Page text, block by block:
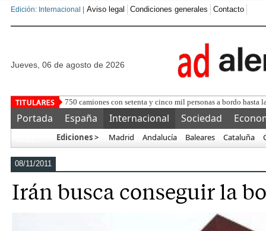
Edición: Internacional | Aviso legal Condiciones generales Contacto
jueves, 06 de agosto de 2026
Más de una ve
Portada España Internacional Sociedad
Ediciones > Madrid Andalucía Baleares Cataluña
08/11/2011
Irán busca conseguir la